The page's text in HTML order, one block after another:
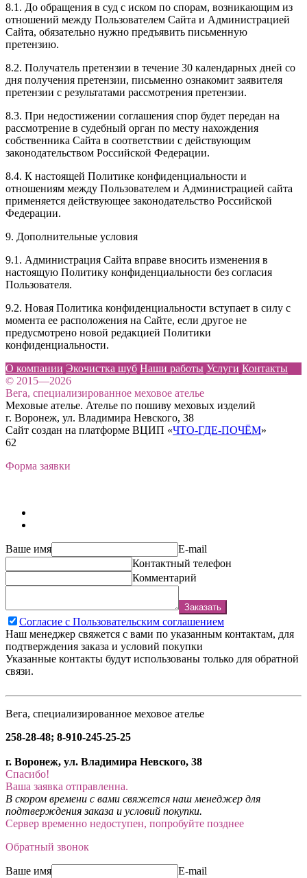
8.1. До обращения в суд с иском по спорам, возникающим из
отношений между Пользователем Сайта и Администрацией
Сайта, обязательно нужно предъявить письменную
претензию.
8.2. Получатель претензии в течение 30 календарных дней со
дня получения претензии, письменно ознакомит заявителя
претензии с результатами рассмотрения претензии.
8.3. При недостижении соглашения спор будет передан на
рассмотрение в судебный орган по месту нахождения
собственника Сайта в соответствии с действующим
законодательством Российской Федерации.
8.4. К настоящей Политике конфиденциальности и
отношениям между Пользователем и Администрацией сайта
применяется действующее законодательство Российской
Федерации.
9. Дополнительные условия
9.1. Администрация Сайта вправе вносить изменения в
настоящую Политику конфиденциальности без согласия
Пользователя.
9.2. Новая Политика конфиденциальности вступает в силу с
момента ее расположения на Сайте, если другое не
предусмотрено новой редакцией Политики
конфиденциальности.
О компании Экочистка шуб Наши работы Услуги Контакты
© 2015—2026
Вега, специализированное меховое ателье
Меховые ателье. Ателье по пошиву меховых изделий
г. Воронеж, ул. Владимира Невского, 38
Сайт создан на платформе ВЦИП «ЧТО-ГДЕ-ПОЧЁМ»
62
Форма заявки
Ваше имя
E-mail
Контактный телефон
Комментарий
Заказать
Согласие с Пользовательским соглашением
Наш менеджер свяжется с вами по указанным контактам, для
подтверждения заказа и условий покупки
Указанные контакты будут использованы только для обратной
связи.
Вега, специализированное меховое ателье
258-28-48; 8-910-245-25-25
г. Воронеж, ул. Владимира Невского, 38
Спасибо!
Ваша заявка отправленна.
В скором времени с вами свяжется наш менеджер для
подтверждения заказа и условий покупки.
Сервер временно недоступен, попробуйте позднее
Обратный звонок
Ваше имя E-mail